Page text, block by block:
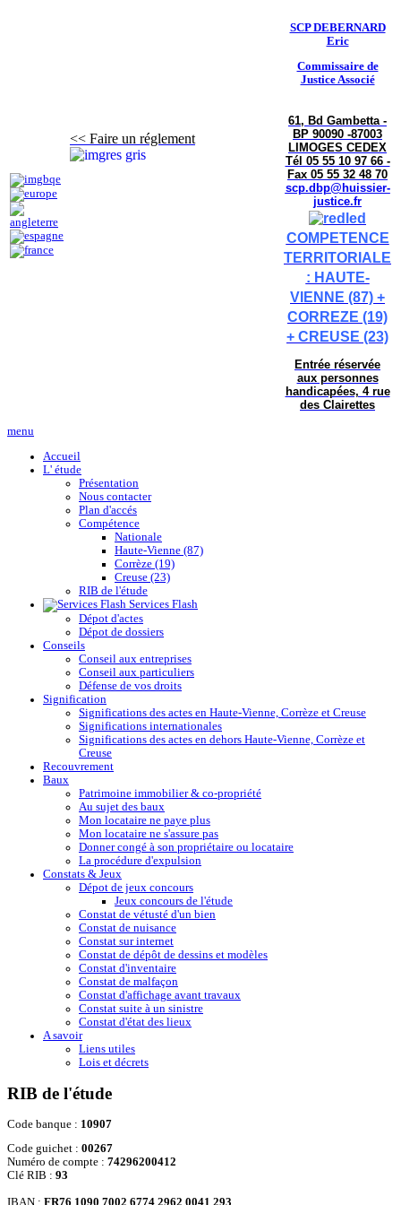
<< Faire un réglement
SCP DEBERNARD
Eric
Commissaire de
Justice Associé
61, Bd Gambetta -
BP 90090 -87003
LIMOGES CEDEX
Tél 05 55 10 97 66 -
Fax 05 55 32 48 70
scp.dbp@huissier-
justice.fr
COMPETENCE
TERRITORIALE
: HAUTE-
VIENNE (87) +
CORREZE (19)
+ CREUSE (23)
Entrée réservée
aux personnes
handicapées, 4 rue
des Clairettes
menu
Accueil
L' étude
Présentation
Nous contacter
Plan d'accés
Compétence
Nationale
Haute-Vienne (87)
Corrèze (19)
Creuse (23)
RIB de l'étude
Services Flash
Dépot d'actes
Dépot de dossiers
Conseils
Conseil aux entreprises
Conseil aux particuliers
Défense de vos droits
Signification
Significations des actes en Haute-Vienne, Corrèze et Creuse
Significations internationales
Significations des actes en dehors Haute-Vienne, Corrèze et
Creuse
Recouvrement
Baux
Patrimoine immobilier & co-propriété
Au sujet des baux
Mon locataire ne paye plus
Mon locataire ne s'assure pas
Donner congé à son propriétaire ou locataire
La procédure d'expulsion
Constats & Jeux
Dépot de jeux concours
Jeux concours de l'étude
Constat de vétusté d'un bien
Constat de nuisance
Constat sur internet
Constat de dépôt de dessins et modèles
Constat d'inventaire
Constat de malfaçon
Constat d'affichage avant travaux
Constat suite à un sinistre
Constat d'état des lieux
A savoir
Liens utiles
Lois et décrets
RIB de l'étude
Code banque : 10907
Code guichet : 00267
Numéro de compte : 74296200412
Clé RIB : 93